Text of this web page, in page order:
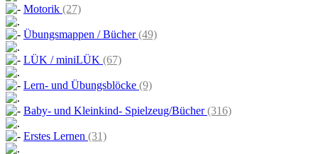
Motorik (27)
Übungsmappen / Bücher(49)
LÜK / miniLÜK (67)
Lern- und Übungsblöcke (9)
Baby- und Kleinkind- Spielzeug/Bücher(316)
Erstes Lernen (31)